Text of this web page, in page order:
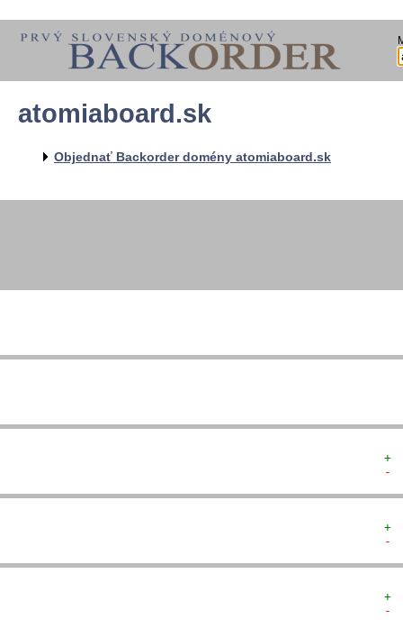
atomiaboard.sk
Objednať Backorder domény atomiaboard.sk
+
-
+
-
+
-